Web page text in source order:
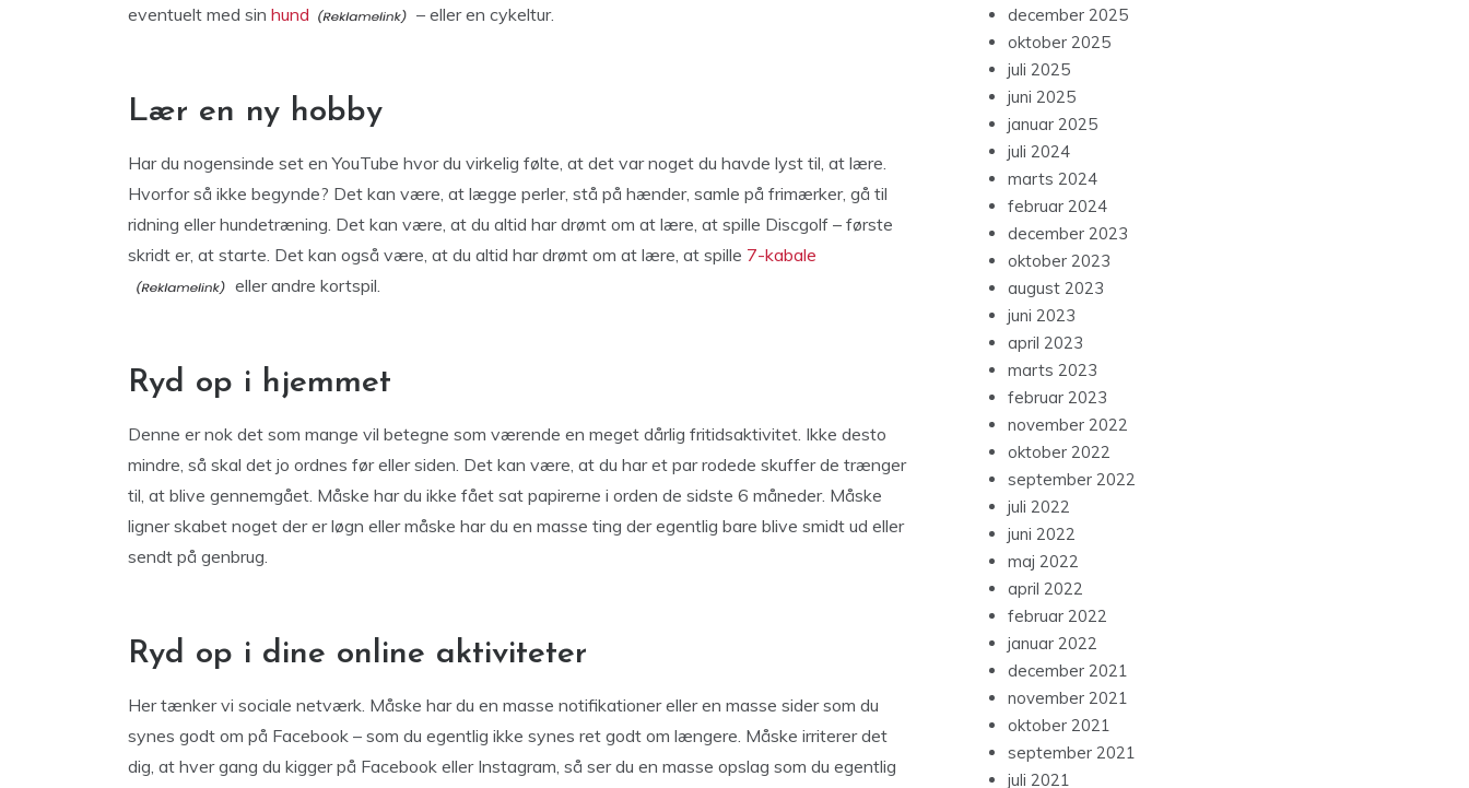
eventuelt med sin hund – eller en cykeltur.
Lær en ny hobby
Har du nogensinde set en YouTube hvor du virkelig følte, at det var noget du havde lyst til, at lære.
Hvorfor så ikke begynde? Det kan være, at lægge perler, stå på hænder, samle på frimærker, gå til
ridning eller hundetræning. Det kan være, at du altid har drømt om at lære, at spille Discgolf – første
skridt er, at starte. Det kan også være, at du altid har drømt om at lære, at spille 7-kabale
eller andre kortspil.
Ryd op i hjemmet
Denne er nok det som mange vil betegne som værende en meget dårlig fritidsaktivitet. Ikke desto
mindre, så skal det jo ordnes før eller siden. Det kan være, at du har et par rodede skuffer de trænger
til, at blive gennemgået. Måske har du ikke fået sat papirerne i orden de sidste 6 måneder. Måske
ligner skabet noget der er løgn eller måske har du en masse ting der egentlig bare blive smidt ud eller
sendt på genbrug.
Ryd op i dine online aktiviteter
Her tænker vi sociale netværk. Måske har du en masse notifikationer eller en masse sider som du
synes godt om på Facebook – som du egentlig ikke synes ret godt om længere. Måske irriterer det
dig, at hver gang du kigger på Facebook eller Instagram, så ser du en masse opslag som du egentlig
december 2025
oktober 2025
juli 2025
juni 2025
januar 2025
juli 2024
marts 2024
februar 2024
december 2023
oktober 2023
august 2023
juni 2023
april 2023
marts 2023
februar 2023
november 2022
oktober 2022
september 2022
juli 2022
juni 2022
maj 2022
april 2022
februar 2022
januar 2022
december 2021
november 2021
oktober 2021
september 2021
juli 2021